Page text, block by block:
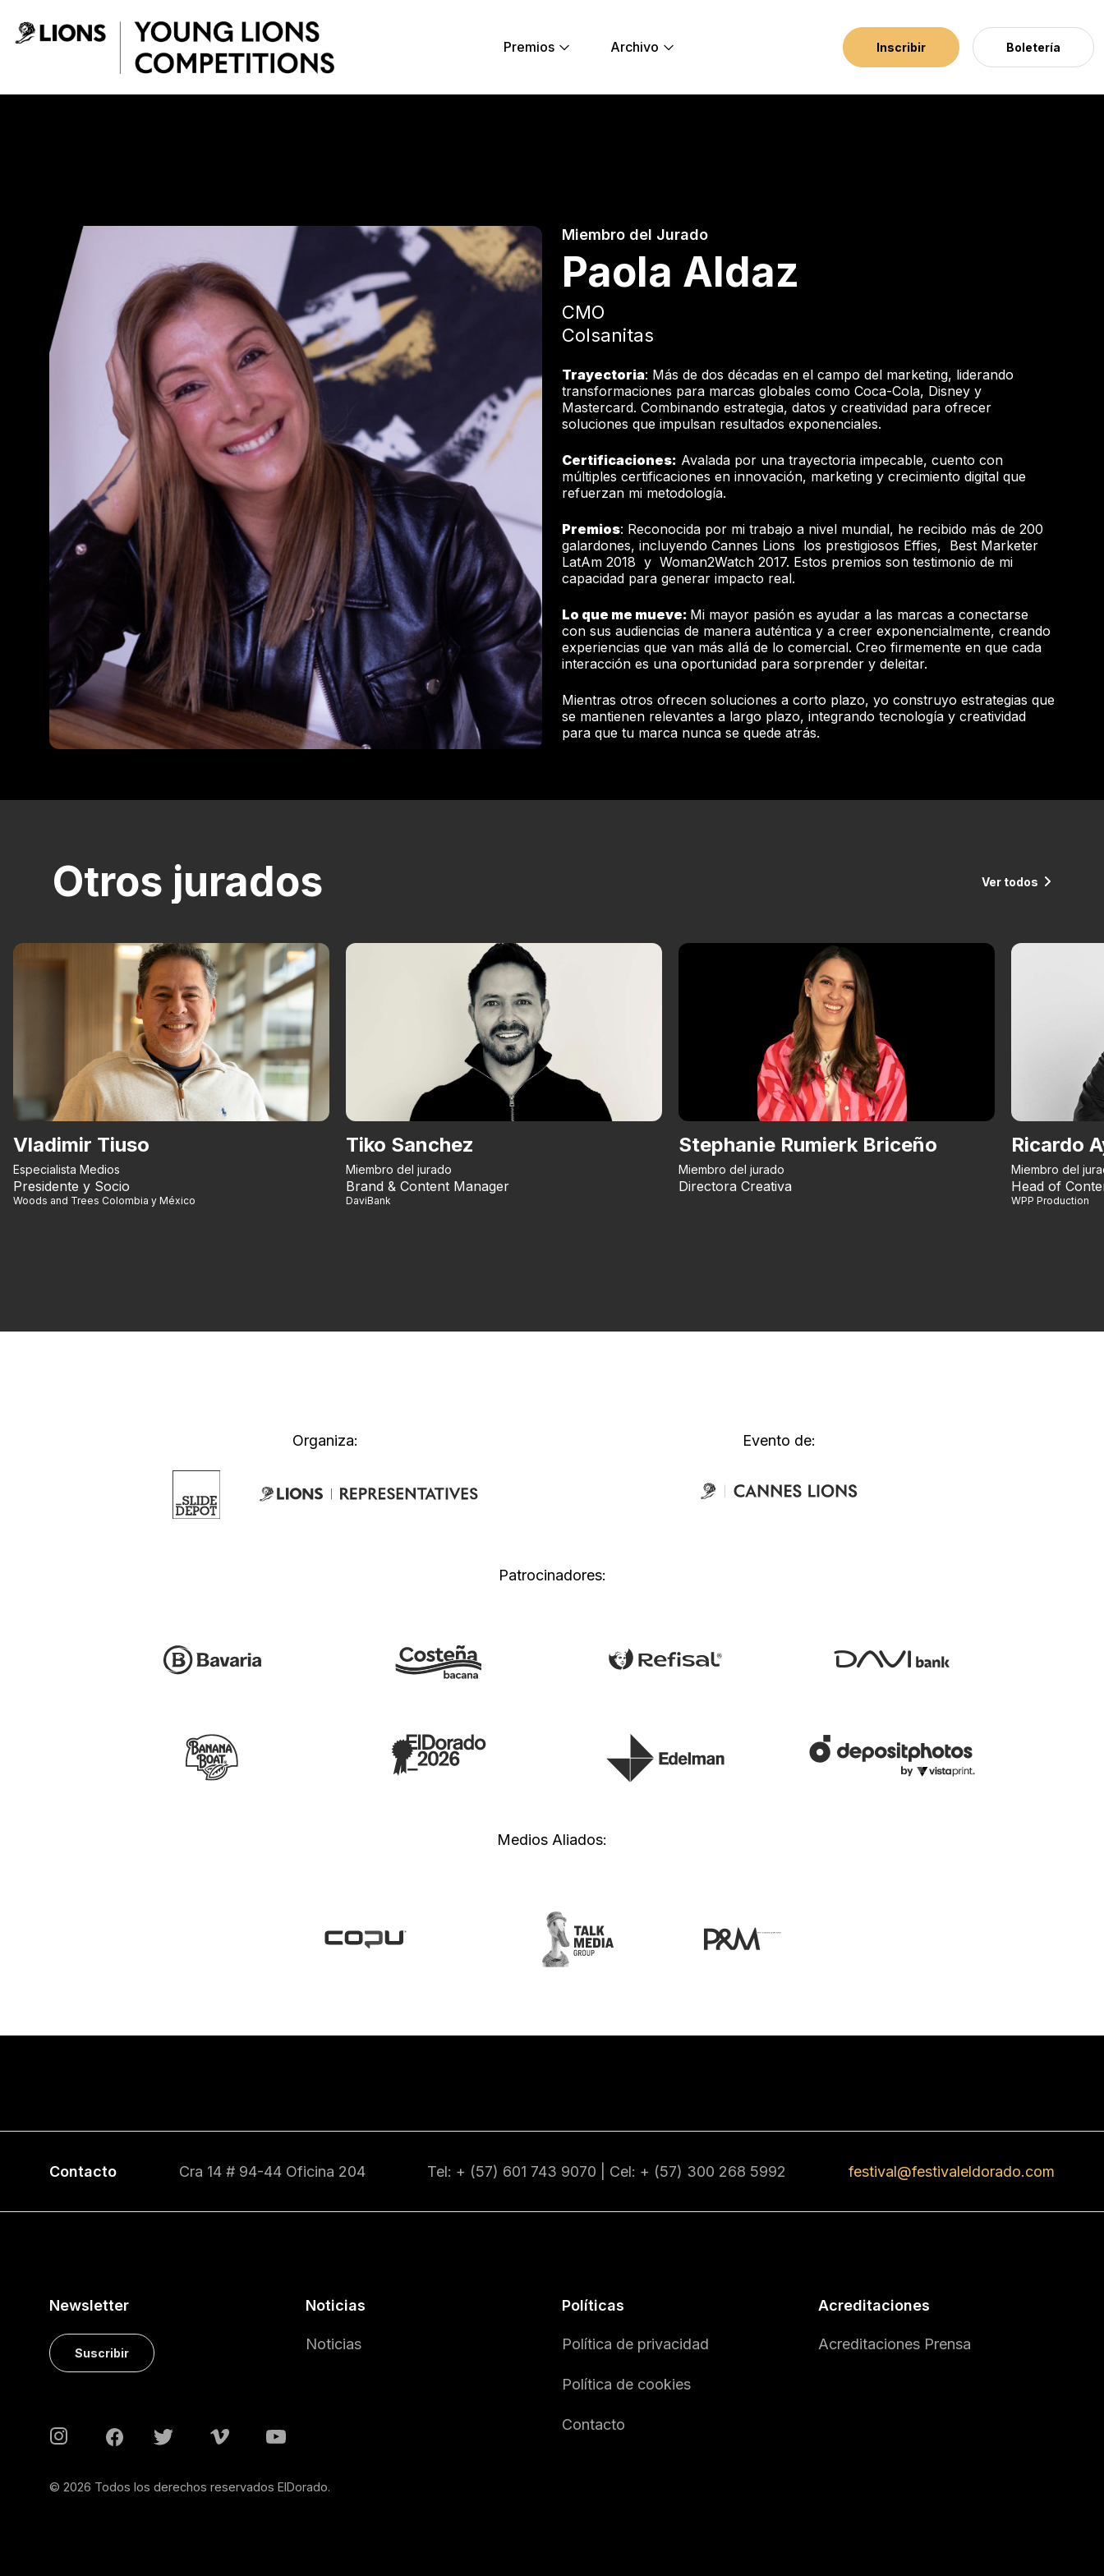
Premios
Archivo Inscribir Boletería
Miembro del Jurado
Paola Aldaz
CMO
Colsanitas
Trayectoria: Más de dos décadas en el campo del marketing, liderando
transformaciones para marcas globales como Coca-Cola, Disney y
Mastercard. Combinando estrategia, datos y creatividad para ofrecer
soluciones que impulsan resultados exponenciales.
Certificaciones: Avalada por una trayectoria impecable, cuento con
múltiples certificaciones en innovación, marketing y crecimiento digital que
refuerzan mi metodología.
Premios: Reconocida por mi trabajo a nivel mundial, he recibido más de 200
galardones, incluyendo Cannes Lions los prestigiosos Effies, Best Marketer
LatAm 2018 y Woman2Watch 2017. Estos premios son testimonio de mi
capacidad para generar impacto real.
Lo que me mueve: Mi mayor pasión es ayudar a las marcas a conectarse
con sus audiencias de manera auténtica y a creer exponencialmente, creando
experiencias que van más allá de lo comercial. Creo firmemente en que cada
interacción es una oportunidad para sorprender y deleitar.
Mientras otros ofrecen soluciones a corto plazo, yo construyo estrategias que
se mantienen relevantes a largo plazo, integrando tecnología y creatividad
para que tu marca nunca se quede atrás.
Otros jurados Ver todos
Vladimir Tiuso
Especialista Medios
Presidente y Socio
Woods and Trees Colombia y México
Tiko Sanchez
Miembro del jurado
Brand & Content Manager
DaviBank
Stephanie Rumierk Briceño
Miembro del jurado
Directora Creativa
Ricardo
Miembro del
Head of
WPP Production
Organiza: Evento de:
Patrocinadores:
Medios Aliados:
Contacto Cra 14 # 94-44 Oficina 204 Tel: + (57) 601 743 9070 | Cel: + (57) 300 268 5992 festival@festivaleldorado.com
Newsletter
Suscribir
Noticias
Noticias
Políticas
Política de privacidad
Política de cookies
Contacto
Acreditaciones
Acreditaciones Prensa
© 2026 Todos los derechos reservados ElDorado.